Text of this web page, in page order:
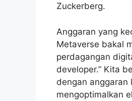
Zuckerberg.
Anggaran yang
Metaverse bakal
perdagangan
developer.” Kita
dengan anggaran
mengoptimalkan